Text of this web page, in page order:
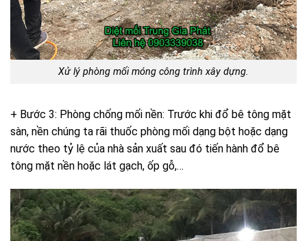
Xử lý phòng mối móng công trình xây dựng.
+ Bước 3: Phòng chống mối nền: Trước khi đổ bê tông mặt
sàn, nền chúng ta rãi thuốc phòng mối dạng bột hoặc dạng
nước theo tỷ lệ của nhà sản xuất sau đó tiến hành đổ bê
tông mặt nền hoặc lát gạch, ốp gỗ,…